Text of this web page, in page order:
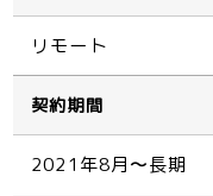
リモート
契約期間
2021年8月〜長期